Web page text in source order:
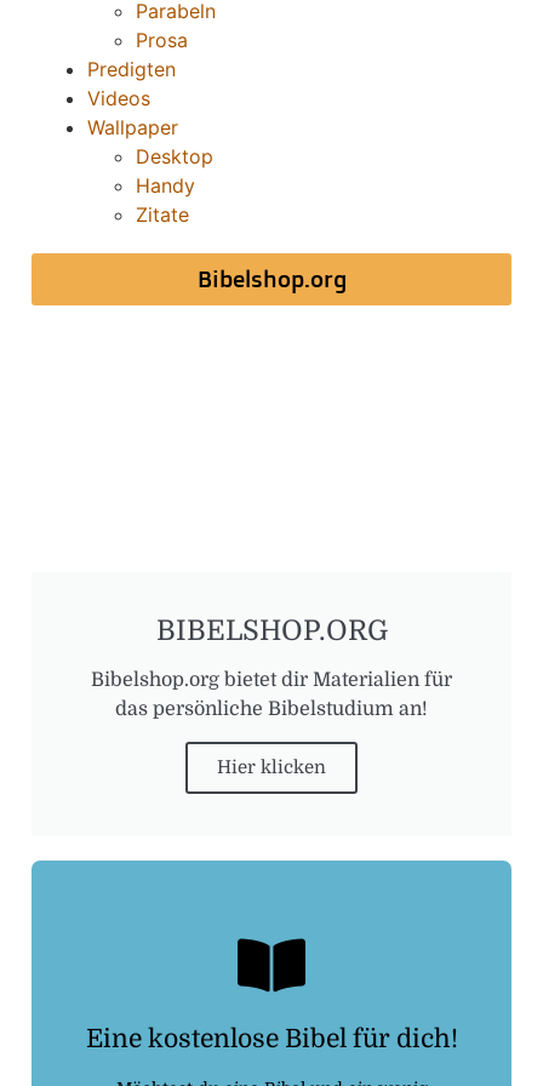
Parabeln
Prosa
Predigten
Videos
Wallpaper
Desktop
Handy
Zitate
Bibelshop.org
BIBELSHOP.ORG
Bibelshop.org bietet dir Materialien für
das persönliche Bibelstudium an!
Hier klicken
Eine kostenlose Bibel für dich!